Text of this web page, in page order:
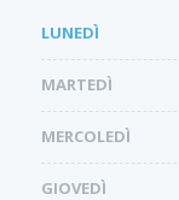
LUNEDÌ
MARTEDÌ
MERCOLEDÌ
GIOVEDÌ